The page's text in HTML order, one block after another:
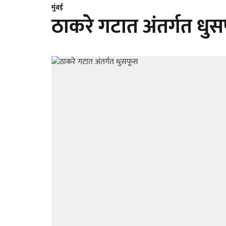
मुंबई
ठाकरे गटात अंतर्गत